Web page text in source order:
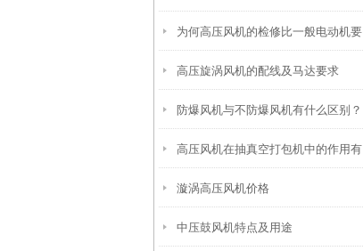
为何高压风机的检修比一般电动机要
繁杂?
高压旋涡风机的配线及马达要求
防爆风机与不防爆风机有什么区别？
高压风机在抽真空打包机中的作用有
哪些？
漩涡高压风机价格
中压鼓风机特点及用途